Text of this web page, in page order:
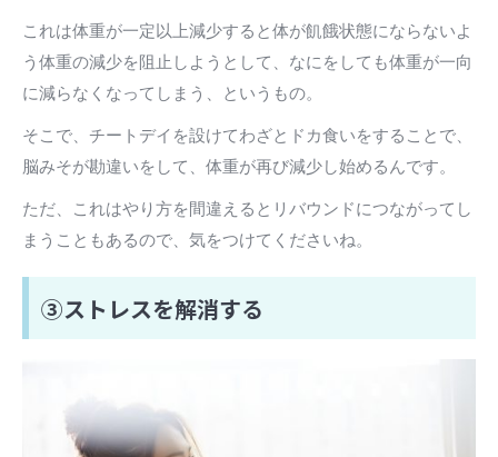
これは体重が一定以上減少すると体が飢餓状態にならないよ
う体重の減少を阻止しようとして、なにをしても体重が一向
に減らなくなってしまう、というもの。
そこで、チートデイを設けてわざとドカ食いをすることで、
脳みそが勘違いをして、体重が再び減少し始めるんです。
ただ、これはやり方を間違えるとリバウンドにつながってし
まうこともあるので、気をつけてくださいね。
③ストレスを解消する